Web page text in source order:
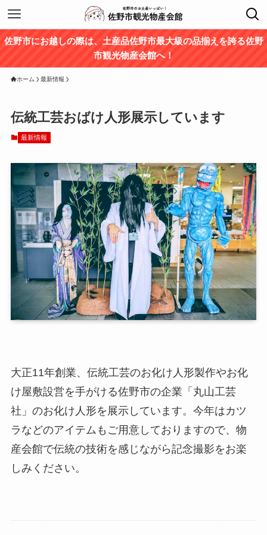
佐野市にお越しの際は、土産品佐野市最大級の品揃えを誇る佐野
市観光物産会館へ！
ホーム 最新情報
伝統工芸おばけ人形展示しています
最新情報
大正11年創業、伝統工芸のお化け人形製作やお化
け屋敷設営を手がける佐野市の企業「丸山工芸
社」のお化け人形を展示しています。今年はカツ
ラなどのアイテムもご用意しておりますので、物
産会館で伝統の技術を感じながら記念撮影をお楽
しみください。